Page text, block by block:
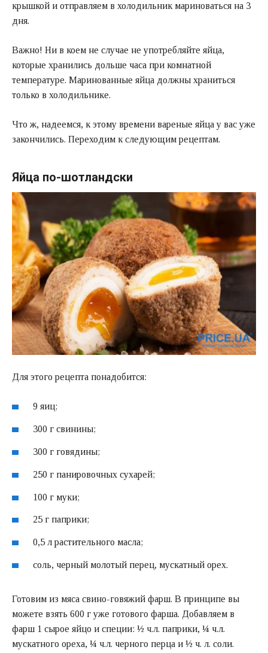
крышкой и отправляем в холодильник мариноваться на 3
дня.
Важно! Ни в коем не случае не употребляйте яйца,
которые хранились дольше часа при комнатной
температуре. Маринованные яйца должны храниться
только в холодильнике.
Что ж, надеемся, к этому времени вареные яйца у вас уже
закончились. Переходим к следующим рецептам.
Яйца по-шотландски
Для этого рецепта понадобится:
9 яиц;
300 г свинины;
300 г говядины;
250 г панировочных сухарей;
100 г муки;
25 г паприки;
0,5 л растительного масла;
соль, черный молотый перец, мускатный орех.
Готовим из мяса свино-говяжий фарш. В принципе вы
можете взять 600 г уже готового фарша. Добавляем в
фарш 1 сырое яйцо и специи: ½ ч.л. паприки, ¼ ч.л.
мускатного ореха, ¼ ч.л. черного перца и ½ ч. л. соли.